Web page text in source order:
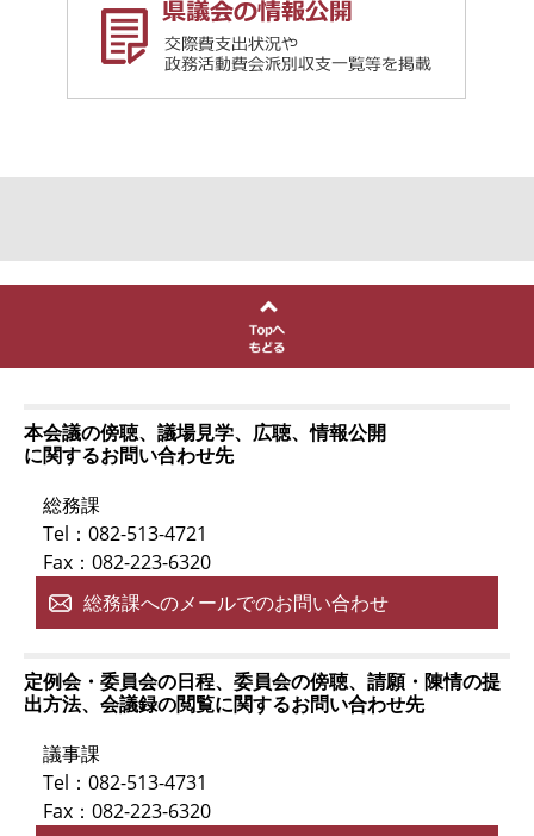
本会議の傍聴、議場見学、広聴、情報公開
に関するお問い合わせ先
総務課
Tel：082-513-4721
Fax：082-223-6320
総務課へのメールでのお問い合わせ
定例会・委員会の日程、委員会の傍聴、請願・陳情の提
出方法、会議録の閲覧に関するお問い合わせ先
議事課
Tel：082-513-4731
Fax：082-223-6320